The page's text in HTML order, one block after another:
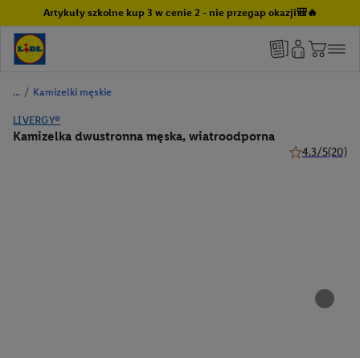
Artykuły szkolne kup 3 w cenie 2 - nie przegap okazji🎒🔥
/ Kamizelki męskie
LIVERGY®
Kamizelka dwustronna męska, wiatroodporna
4.3/5(20)